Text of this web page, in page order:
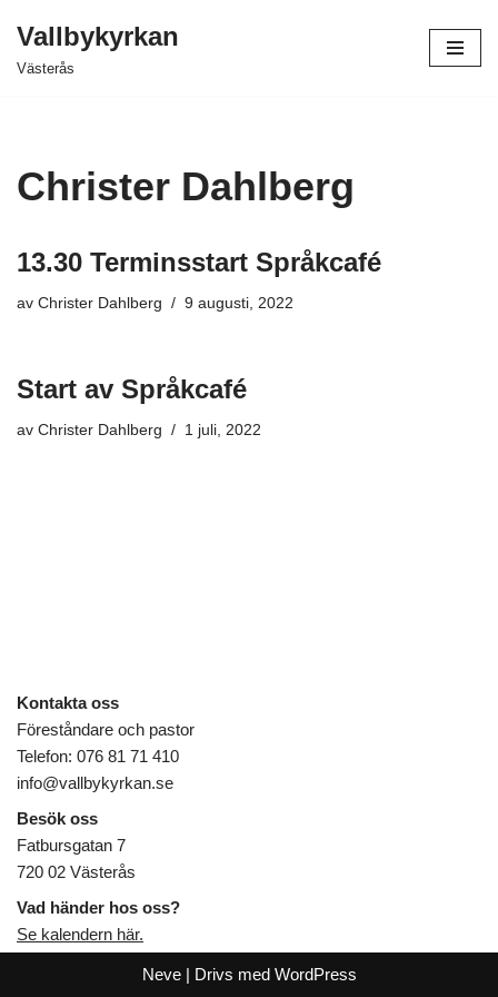
Hoppa
Vallbykyrkan
Västerås
Christer Dahlberg
13.30 Terminsstart Språkcafé
av Christer Dahlberg 9 augusti, 2022
Start av Språkcafé
av Christer Dahlberg 1 juli, 2022
Kontakta oss
Föreståndare och pastor
Telefon: 076 81 71 410
info@vallbykyrkan.se
Besök oss
Fatbursgatan 7
720 02 Västerås
Vad händer hos oss?
Se kalendern här.
Neve| Drivs med WordPress